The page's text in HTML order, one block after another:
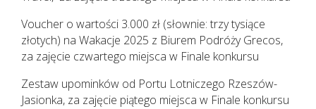
Voucher o wartości 3.000 zł (słownie: trzy tysiące
złotych) na Wakacje 2025 z Biurem Podróży Grecos,
za zajęcie czwartego miejsca w Finale konkursu
Zestaw upominków od Portu Lotniczego Rzeszów-
Jasionka, za zajęcie piątego miejsca w Finale konkursu